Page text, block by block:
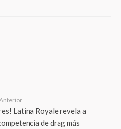
Anterior
Latina Royale revela a
de drag más